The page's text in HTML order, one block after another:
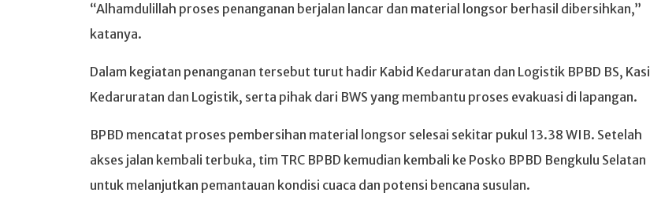
“Alhamdulillah proses penanganan berjalan lancar dan material longsor berhasil dibersihkan,”
katanya.
Dalam kegiatan penanganan tersebut turut hadir Kabid Kedaruratan dan Logistik BPBD BS, Kasi
Kedaruratan dan Logistik, serta pihak dari BWS yang membantu proses evakuasi di lapangan.
BPBD mencatat proses pembersihan material longsor selesai sekitar pukul 13.38 WIB. Setelah
akses jalan kembali terbuka, tim TRC BPBD kemudian kembali ke Posko BPBD Bengkulu Selatan
untuk melanjutkan pemantauan kondisi cuaca dan potensi bencana susulan.